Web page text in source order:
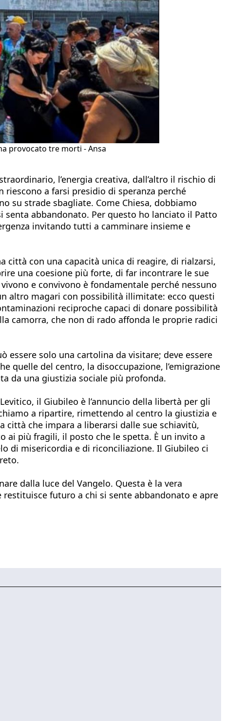
provocato tre morti - Ansa
l’energia creativa, dall’altro il rischio di
a farsi presidio di speranza perché
su strade sbagliate. Come Chiesa, dobbiamo
abbandonato. Per questo ho lanciato il Patto
invitando tutti a camminare insieme e
città con una capacità unica di reagire, di rialzarsi,
una coesione più forte, di far incontrare le sue
e convivono è fondamentale perché nessuno
altro magari con possibilità illimitate: ecco questi
reciproche capaci di donare possibilità
camorra, che non di rado affonda le proprie radici
solo una cartolina da visitare; deve essere
quelle del centro, la disoccupazione, l’emigrazione
da una giustizia sociale più profonda.
il Giubileo è l’annuncio della libertà per gli
a ripartire, rimettendo al centro la giustizia e
città che impara a liberarsi dalle sue schiavitù,
ai più fragili, il posto che le spetta. È un invito a
di misericordia e di riconciliazione. Il Giubileo ci
dalla luce del Vangelo. Questa è la vera
restituisce futuro a chi si sente abbandonato e apre